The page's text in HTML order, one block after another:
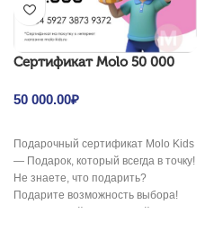
Cертификат Molo 50 000
50 000.00₽
Подарочный сертификат Molo Kids
— Подарок, который всегда в точку!
Не знаете, что подарить?
Подарите возможность выбора!